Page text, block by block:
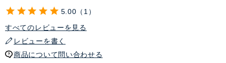
5.00
1
すべてのレビューを見る
レビューを書く
商品について問い合わせる